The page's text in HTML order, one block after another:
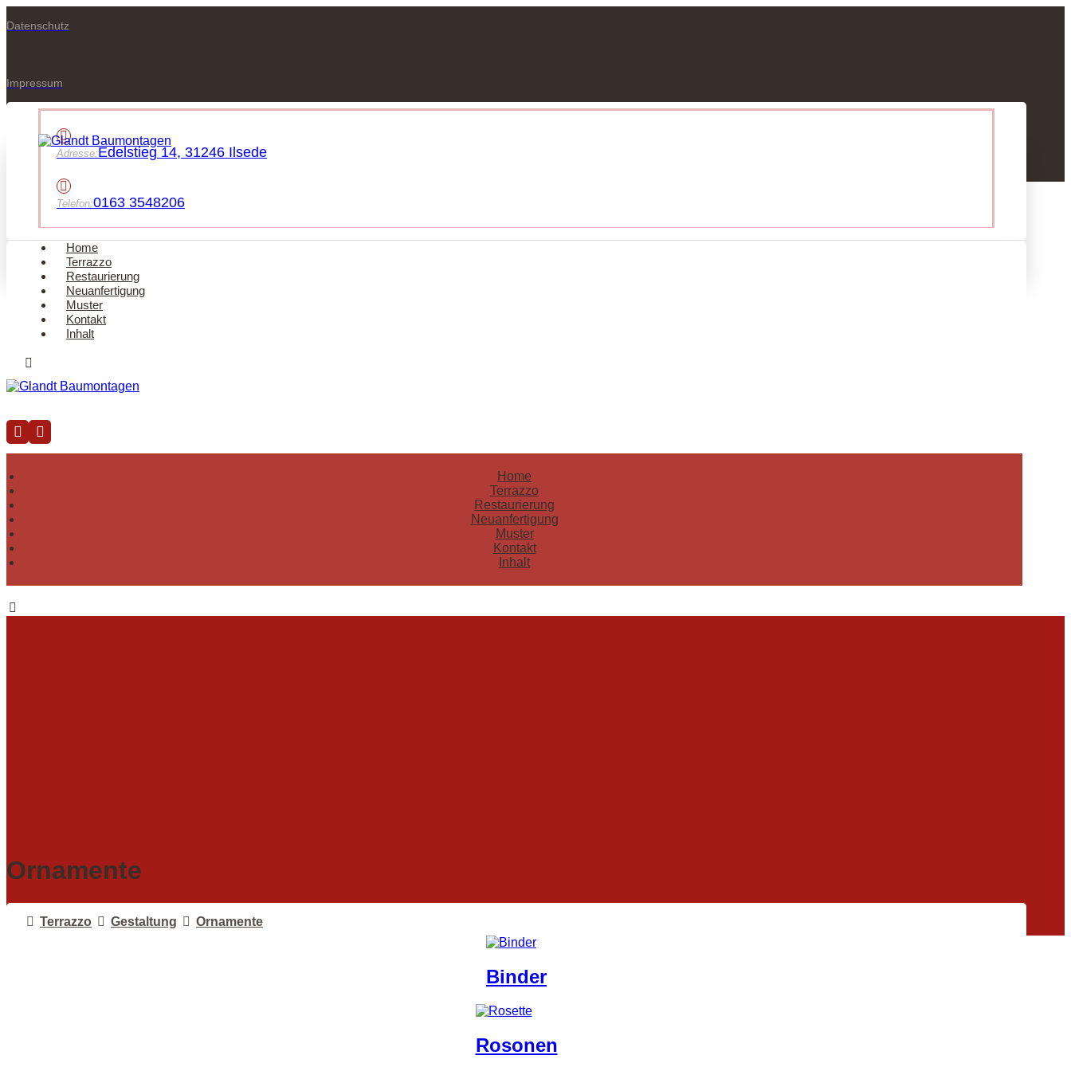
Datenschutz
Impressum
Adresse:Edelstieg 14, 31246 Ilsede
Telefon:0163 3548206
Home
Terrazzo
Restaurierung
Neuanfertigung
Muster
Kontakt
Inhalt
Home
Terrazzo
Restaurierung
Neuanfertigung
Muster
Kontakt
Inhalt
Ornamente
Terrazzo Gestaltung Ornamente
Binder
Rosonen